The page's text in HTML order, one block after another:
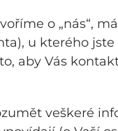
o „nás“,
u kterého
aby Vás
veškeré